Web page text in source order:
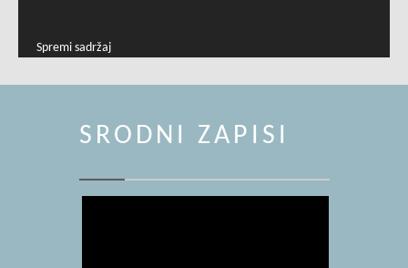
Spremi sadržaj
SRODNI ZAPISI